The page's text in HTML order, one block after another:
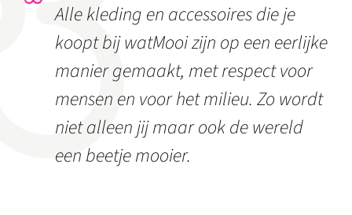
Alle kleding en accessoires die je
koopt bij watMooi zijn op een eerlijke
manier gemaakt, met respect voor
mensen en voor het milieu. Zo wordt
niet alleen jij maar ook de wereld
een beetje mooier.